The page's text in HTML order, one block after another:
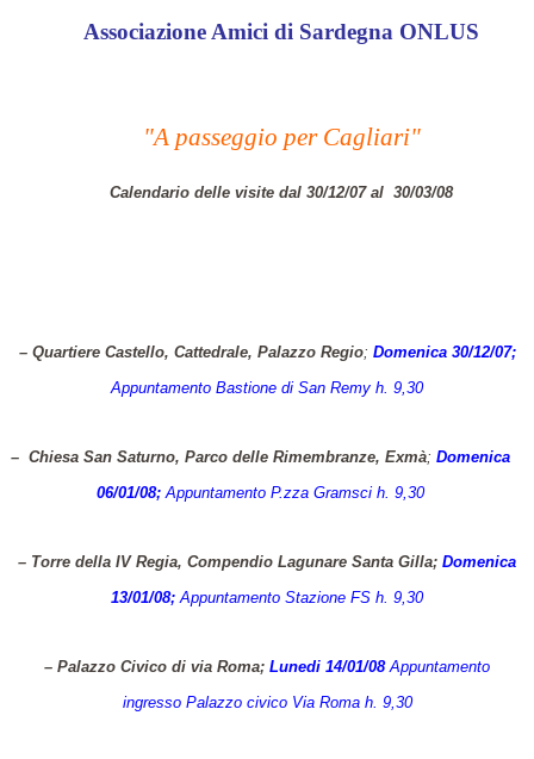
Associazione Amici di Sardegna ONLUS
"A passeggio per Cagliari"
Calendario delle visite dal 30/12/07 al 30/03/08
– Quartiere Castello, Cattedrale, Palazzo Regio; Domenica 30/12/07;
Appuntamento Bastione di San Remy h. 9,30
– Chiesa San Saturno, Parco delle Rimembranze, Exmà; Domenica
06/01/08; Appuntamento P.zza Gramsci h. 9,30
– Torre della IV Regia, Compendio Lagunare Santa Gilla; Domenica
13/01/08; Appuntamento Stazione FS h. 9,30
– Palazzo Civico di via Roma; Lunedi 14/01/08Appuntamento
ingresso Palazzo civico Via Roma h. 9,30